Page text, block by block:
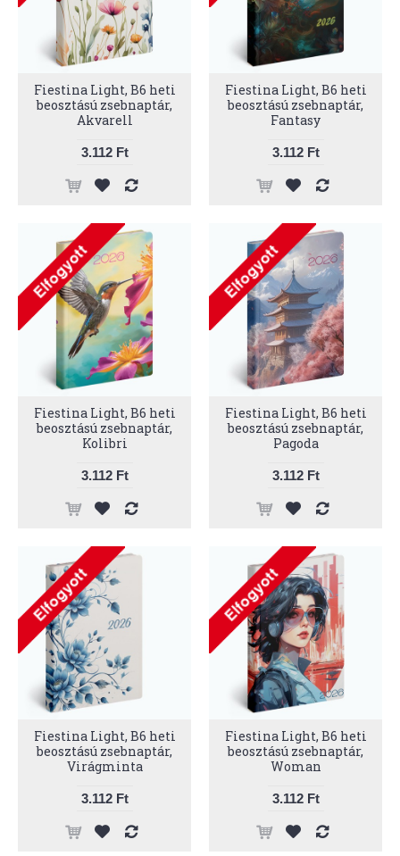
Fiestina Light, B6 heti
beosztású zsebnaptár,
Akvarell
3.112 Ft
Fiestina Light, B6 heti
beosztású zsebnaptár,
Fantasy
3.112 Ft
Fiestina Light, B6 heti
beosztású zsebnaptár,
Kolibri
3.112 Ft
Fiestina Light, B6 heti
beosztású zsebnaptár,
Pagoda
3.112 Ft
Fiestina Light, B6 heti
beosztású zsebnaptár,
Virágminta
3.112 Ft
Fiestina Light, B6 heti
beosztású zsebnaptár,
Woman
3.112 Ft